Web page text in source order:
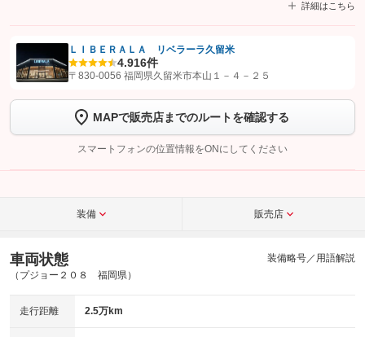
詳細はこちら
【STEP1】認証画面でグーネットを友だち追加してから「許可する」ボタンを押
トーク画面で
ボタンをタップして問い合わせを
完了してください。
こちら
ＬＩＢＥＲＡＬＡ リベラーラ久留米
4.916件
〒830-0056 福岡県久留米市本山１－４－２５
MAPで販売店までのルートを確認する
スマートフォンの位置情報をONにしてください
装備 販売店
車両状態
（プジョー２０８ 福岡県）
装備略号／用語解説
走行距離 2.5万km